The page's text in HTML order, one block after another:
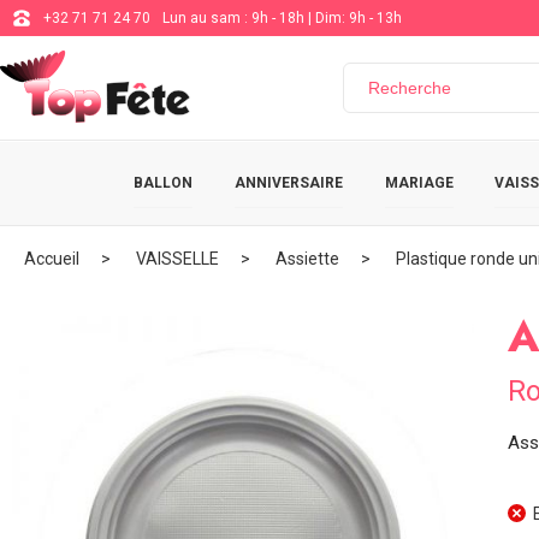
+32 71 71 24 70 Lun au sam : 9h - 18h | Dim: 9h - 13h
BALLON ANNIVERSAIRE MARIAGE
Accueil VAISSELLE Assiette Plastique ronde